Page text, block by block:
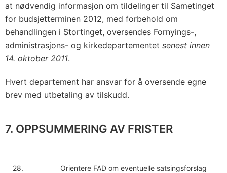
at nødvendig informasjon om tildelinger til Sametinget
for budsjetterminen 2012, med forbehold om
behandlingen i Stortinget, oversendes Fornyings-,
administrasjons- og kirkedepartementet senest innen
14. oktober 2011.
Hvert departement har ansvar for å oversende egne
brev med utbetaling av tilskudd.
7. OPPSUMMERING AV FRISTER
28.
Orientere FAD om eventuelle satsingsforslag